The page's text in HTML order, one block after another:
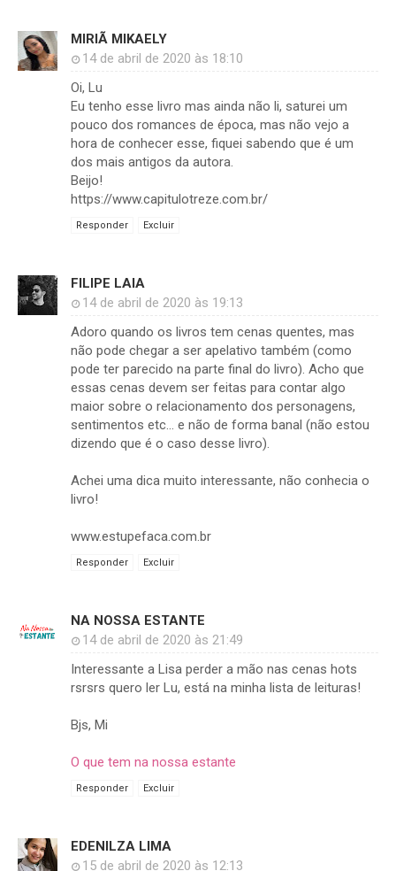
MIRIÃ MIKAELY
14 de abril de 2020 às 18:10
Oi, Lu
Eu tenho esse livro mas ainda não li, saturei um
pouco dos romances de época, mas não vejo a
hora de conhecer esse, fiquei sabendo que é um
dos mais antigos da autora.
Beijo!
https://www.capitulotreze.com.br/
Responder Excluir
FILIPE LAIA
14 de abril de 2020 às 19:13
Adoro quando os livros tem cenas quentes, mas
não pode chegar a ser apelativo também (como
pode ter parecido na parte final do livro). Acho que
essas cenas devem ser feitas para contar algo
maior sobre o relacionamento dos personagens,
sentimentos etc... e não de forma banal (não estou
dizendo que é o caso desse livro).
Achei uma dica muito interessante, não conhecia o
livro!
www.estupefaca.com.br
Responder Excluir
NA NOSSA ESTANTE
14 de abril de 2020 às 21:49
Interessante a Lisa perder a mão nas cenas hots
rsrsrs quero ler Lu, está na minha lista de leituras!
Bjs, Mi
O que tem na nossa estante
Responder Excluir
EDENILZA LIMA
15 de abril de 2020 às 12:13